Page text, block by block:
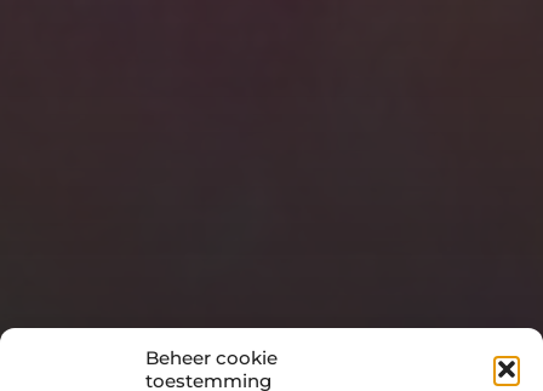
Beheer cookie
toestemming